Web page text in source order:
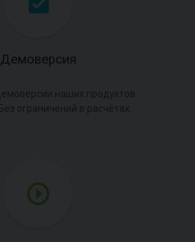
Демоверсия